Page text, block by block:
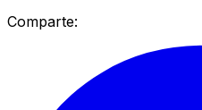
Comparte: